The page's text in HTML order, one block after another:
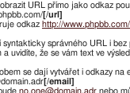
URL přímo jako odkaz
[/url]
odkaz http://www.phpbb.com/
syntakticky správného URL i
a uvidíte, že se vám text ve
se dají vytvářet i odkazy na
[/email]
no.one@domain.adr nebo